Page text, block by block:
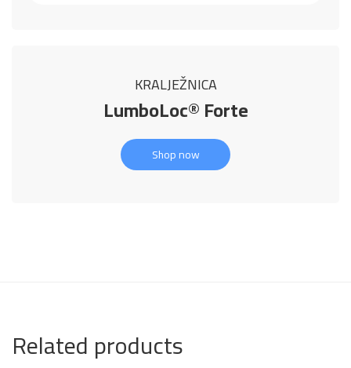
KRALJEŽNICA
LumboLoc® Forte
Shop now
Related products